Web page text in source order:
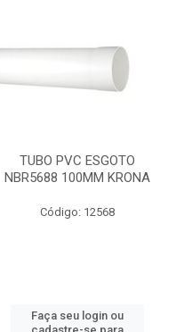
TUBO PVC ESGOTO
NBR5688 100MM KRONA
Código: 12568
Faça seu login ou